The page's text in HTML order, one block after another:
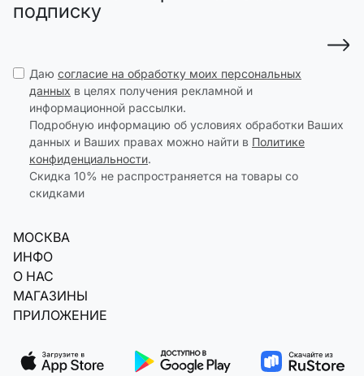
подписку
Даю согласие на обработку моих персональных
данных в целях получения рекламной и
информационной рассылки.
Подробную информацию об условиях обработки Ваших
данных и Ваших правах можно найти в Политике
конфиденциальности.
Скидка 10% не распространяется на товары со
скидками
МОСКВА
ИНФО
О НАС
МАГАЗИНЫ
ПРИЛОЖЕНИЕ